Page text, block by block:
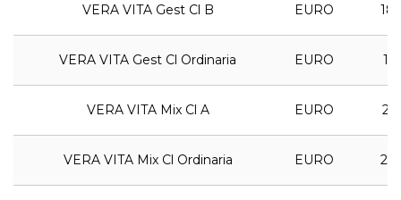
VERA VITA Gest Cl B EURO
VERA VITA Gest Cl Ordinaria EURO
VERA VITA Mix Cl A EURO
VERA VITA Mix Cl Ordinaria EURO